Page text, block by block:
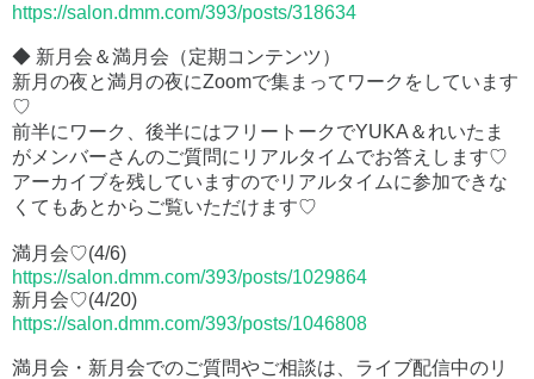
https://salon.dmm.com/393/posts/318634
◆ 新月会＆満月会（定期コンテンツ）
新月の夜と満月の夜にZoomで集まってワークをしています
♡
前半にワーク、後半にはフリートークでYUKA＆れいたま
がメンバーさんのご質問にリアルタイムでお答えします♡
アーカイブを残していますのでリアルタイムに参加できな
くてもあとからご覧いただけます♡
満月会♡(4/6)
https://salon.dmm.com/393/posts/1029864
新月会♡(4/20)
https://salon.dmm.com/393/posts/1046808
満月会・新月会でのご質問やご相談は、ライブ配信中のリ